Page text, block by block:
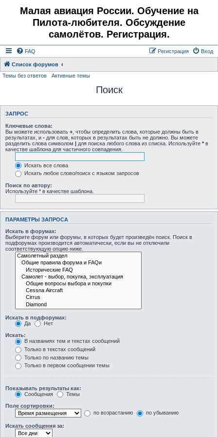
Малая авиация России. Обучение на
Пилота-любителя. Обсуждение
самолётов. Регистрация.
FAQ Вход
Регистрация
Список форумов
Темы без ответов
Активные темы
Поиск
ЗАПРОС
Ключевые слова:
Вы можете использовать + , чтобы определить слова, которые должны быть в
результатах, и - для слов, которых в результатах быть не должно. Вы можете
разделить слова символом | для поиска любого слова из списка. Используйте * в
качестве шаблона для частичного совпадения.
Искать все слова
Искать любое слово/поиск с языком запросов
Поиск по автору:
Используйте * в качестве шаблона.
ПАРАМЕТРЫ ЗАПРОСА
Искать в форумах:
Выберите форум или форумы, в которых будет произведён поиск. Поиск в
подфорумах производится автоматически, если вы не отключили
соответствующую опцию ниже.
Искать в подфорумах:
Да
Нет
Искать:
В названиях тем и текстах сообщений
Только в текстах сообщений
Только по названию темы
Только в первом сообщении темы
Показывать результаты как:
Сообщения
Темы
Поле сортировки:
по возрастанию
по убыванию
Искать сообщения за: